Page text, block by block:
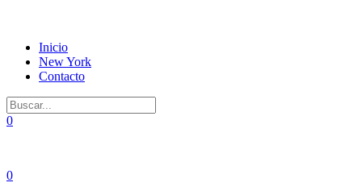
Inicio
New York
Contacto
0
0